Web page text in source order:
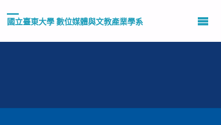
國立臺東大學 數位媒體與文教產業學系